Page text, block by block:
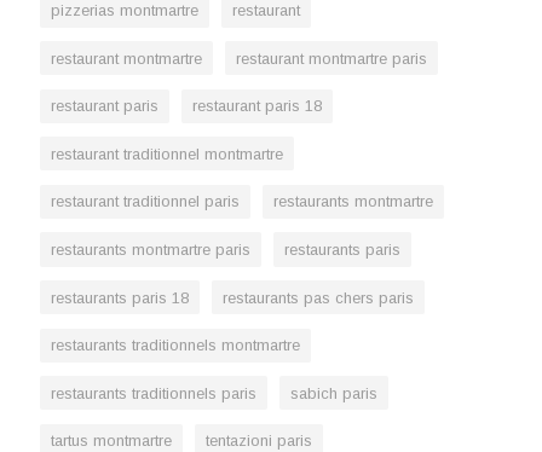
pizzerias montmartre restaurant
restaurant montmartre restaurant montmartre paris
restaurant paris restaurant paris 18
restaurant traditionnel montmartre
restaurant traditionnel paris restaurants montmartre
restaurants montmartre paris restaurants paris
restaurants paris 18 restaurants pas chers paris
restaurants traditionnels montmartre
restaurants traditionnels paris sabich paris
tartus montmartre tentazioni paris